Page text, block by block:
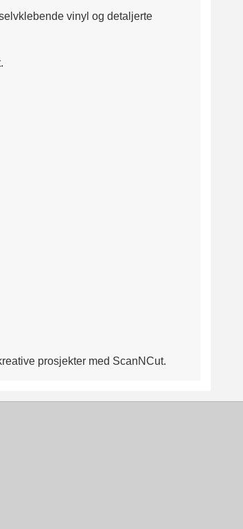
vinyl og detaljerte
prosjekter med ScanNCut.